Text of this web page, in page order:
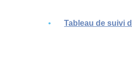
Tableau de suivi